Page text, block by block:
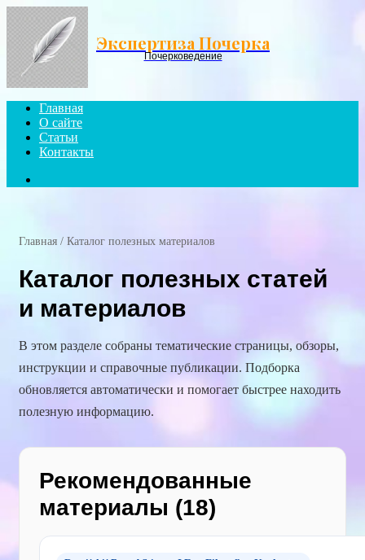
Экспертиза Почерка
Почерковедение
Главная
О сайте
Статьи
Контакты
Главная / Каталог полезных материалов
Каталог полезных статей
и материалов
В этом разделе собраны тематические страницы, обзоры,
инструкции и справочные публикации. Подборка
обновляется автоматически и помогает быстрее находить
полезную информацию.
Рекомендованные
материалы (18)